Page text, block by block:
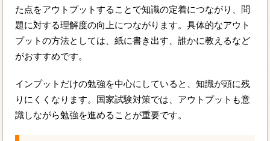
た点をアウトプットすることで知識の定着につながり、問
題に対する理解度の向上につながります。具体的なアウト
プットの方法としては、紙に書き出す、誰かに教えるなど
がおすすめです。
インプットだけの勉強を中心にしていると、知識が頭に残
りにくくなります。国家試験対策では、アウトプットも意
識しながら勉強を進めることが重要です。